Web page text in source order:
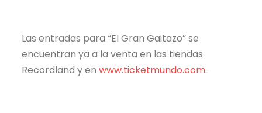
Las entradas para “El Gran Gaitazo” se
encuentran ya a la venta en las tiendas
Recordland y en www.ticketmundo.com.